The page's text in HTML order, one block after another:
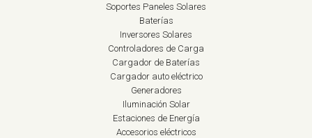
Soportes Paneles Solares
Baterías
Inversores Solares
Controladores de Carga
Cargador de Baterías
Cargador auto eléctrico
Generadores
Iluminación Solar
Estaciones de Energía
Accesorios eléctricos